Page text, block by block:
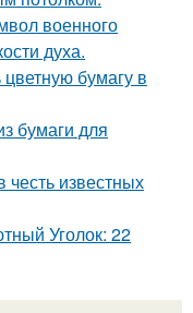
военного
духа.
бумагу в
бумаги для
честь известных
Уголок: 22